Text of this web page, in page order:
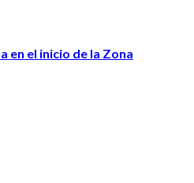
en el inicio de la Zona